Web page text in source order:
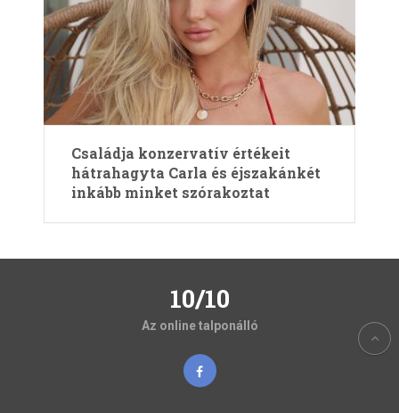
Családja konzervatív értékeit
hátrahagyta Carla és éjszakánkét
inkább minket szórakoztat
10/10
Az online talponálló